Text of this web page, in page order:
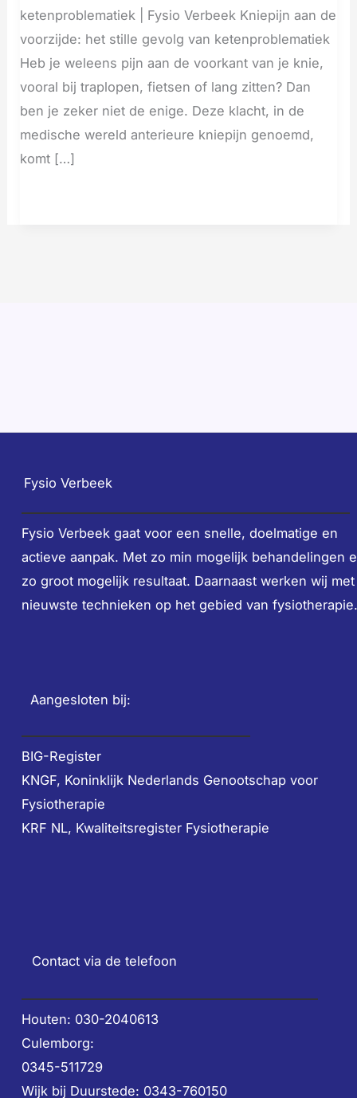
ketenproblematiek | Fysio Verbeek Kniepijn aan de
voorzijde: het stille gevolg van ketenproblematiek
Heb je weleens pijn aan de voorkant van je knie,
vooral bij traplopen, fietsen of lang zitten? Dan
ben je zeker niet de enige. Deze klacht, in de
medische wereld anterieure kniepijn genoemd,
komt […]
Fysio Verbeek
Fysio Verbeek gaat voor een snelle, doelmatige en
actieve aanpak. Met zo min mogelijk behandelingen
zo groot mogelijk resultaat. Daarnaast werken wij
nieuwste technieken op het gebied van fysiotherapie.
Aangesloten bij:
BIG-Register
KNGF, Koninklijk Nederlands Genootschap voor
Fysiotherapie
KRF NL, Kwaliteitsregister Fysiotherapie
Contact via de telefoon
Houten: 030-2040613
Culemborg:
0345-511729
Wijk bij Duurstede: 0343-760150